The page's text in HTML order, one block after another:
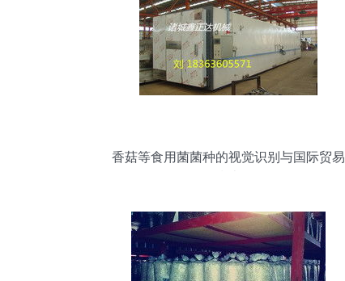
香菇等食用菌菌种的视觉识别与国际贸易